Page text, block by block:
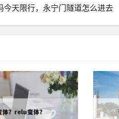
今天限行，永宁门隧道怎么进去